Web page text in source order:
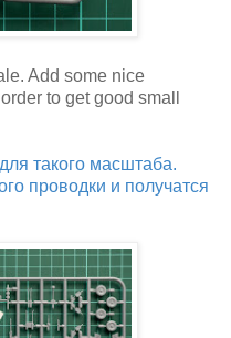
Add some nice
to get good small
такого масштаба.
проводки и получатся